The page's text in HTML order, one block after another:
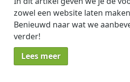
zowel een website laten
Benieuwd naar wat we
verder!
Lees meer